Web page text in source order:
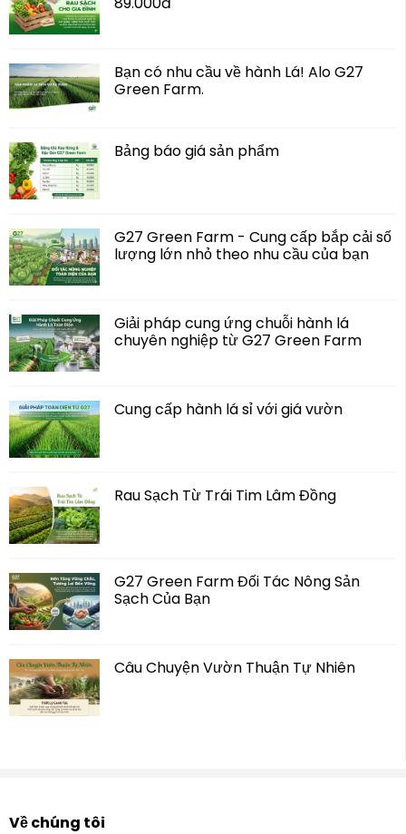
Bạn có nhu cầu về hành Lá! Alo G27
Green Farm.
Bảng báo giá sản phẩm
G27 Green Farm - Cung cấp bắp cải số
lượng lớn nhỏ theo nhu cầu của bạn
Giải pháp cung ứng chuỗi hành lá
chuyên nghiệp từ G27 Green Farm
Cung cấp hành lá sỉ với giá vườn
Rau Sạch Từ Trái Tim Lâm Đồng
G27 Green Farm Đối Tác Nông Sản
Sạch Của Bạn
Câu Chuyện Vườn Thuận Tự Nhiên
Về chúng tôi